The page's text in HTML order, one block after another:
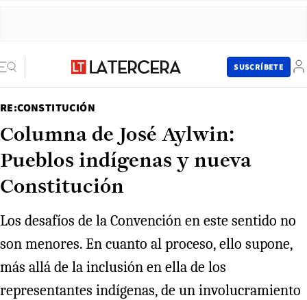
SUSCRÍBETE
RE:CONSTITUCIÓN
Columna de José Aylwin:
Pueblos indígenas y nueva
Constitución
Los desafíos de la Convención en este sentido no
son menores. En cuanto al proceso, ello supone,
más allá de la inclusión en ella de los
representantes indígenas, de un involucramiento